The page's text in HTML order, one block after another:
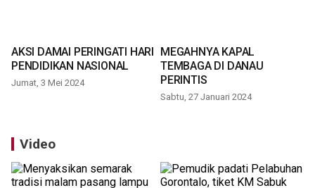
AKSI DAMAI PERINGATI HARI
PENDIDIKAN NASIONAL
Jumat, 3 Mei 2024
MEGAHNYA KAPAL
TEMBAGA DI DANAU
PERINTIS
Sabtu, 27 Januari 2024
Video